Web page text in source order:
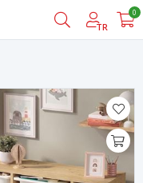
TR
0